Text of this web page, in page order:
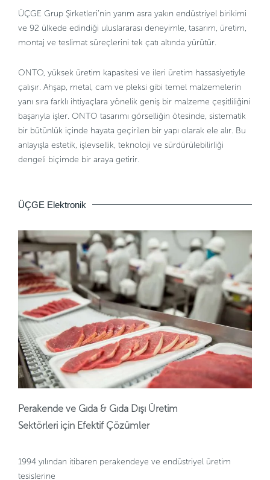
ÜÇGE Grup Şirketleri’nin yarım asra yakın endüstriyel birikimi
ve 92 ülkede edindiği uluslararası deneyimle, tasarım, üretim,
montaj ve teslimat süreçlerini tek çatı altında yürütür.
ONTO, yüksek üretim kapasitesi ve ileri üretim hassasiyetiyle
çalışır. Ahşap, metal, cam ve pleksi gibi temel malzemelerin
yanı sıra farklı ihtiyaçlara yönelik geniş bir malzeme çeşitliliğini
başarıyla işler. ONTO tasarımı görselliğin ötesinde, sistematik
bir bütünlük içinde hayata geçirilen bir yapı olarak ele alır. Bu
anlayışla estetik, işlevsellik, teknoloji ve sürdürülebilirliği
dengeli biçimde bir araya getirir.
ÜÇGE Elektronik
Perakende ve Gıda & Gıda Dışı Üretim
Sektörleri için Efektif Çözümler
1994 yılından itibaren perakendeye ve endüstriyel üretim
tesislerine